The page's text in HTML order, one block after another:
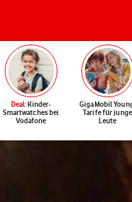
Deal: Kinder-
Smartwatches bei
Vodafone
GigaMobil
Tarife für junge
Leute